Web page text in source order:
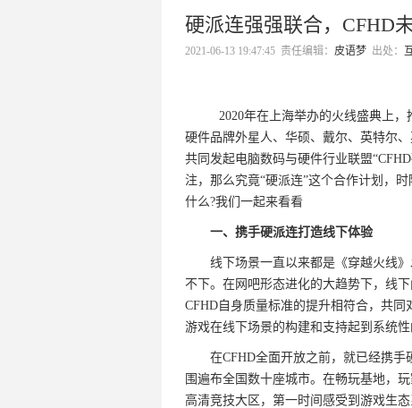
硬派连强强联合，CFHD
2021-06-13 19:47:45 责任编辑： 皮语梦出处：
2020年在上海举办的火线盛典上，
硬件品牌外星人、华硕、戴尔、英特尔
共同发起电脑数码与硬件行业联盟
注，那么究竟“硬派连”这个合作计划，
什么?我们一起来看看
一、携手硬派连打造线下体验
线下场景一直以来都是《穿越火线》
不下。在网吧形态进化的大趋势下，线
CFHD自身质量标准的提升相符合，共
游戏在线下场景的构建和支持起到系统性
在CFHD全面开放之前，就已经携手
围遍布全国数十座城市。在畅玩基地，
高清竞技大区，第一时间感受到游戏生